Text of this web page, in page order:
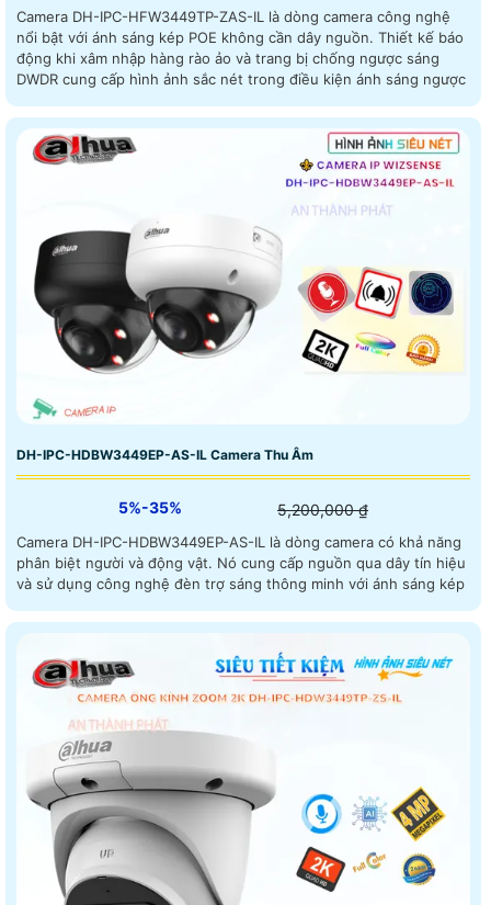
Camera DH-IPC-HFW3449TP-ZAS-IL là dòng camera công nghệ
nổi bật với ánh sáng kép POE không cần dây nguồn. Thiết kế báo
động khi xâm nhập hàng rào ảo và trang bị chống ngược sáng
DWDR cung cấp hình ảnh sắc nét trong điều kiện ánh sáng ngược
DH-IPC-HDBW3449EP-AS-IL Camera Thu Âm
5%-35% 5,200,000 ₫
Camera DH-IPC-HDBW3449EP-AS-IL là dòng camera có khả năng
phân biệt người và động vật. Nó cung cấp nguồn qua dây tín hiệu
và sử dụng công nghệ đèn trợ sáng thông minh với ánh sáng kép